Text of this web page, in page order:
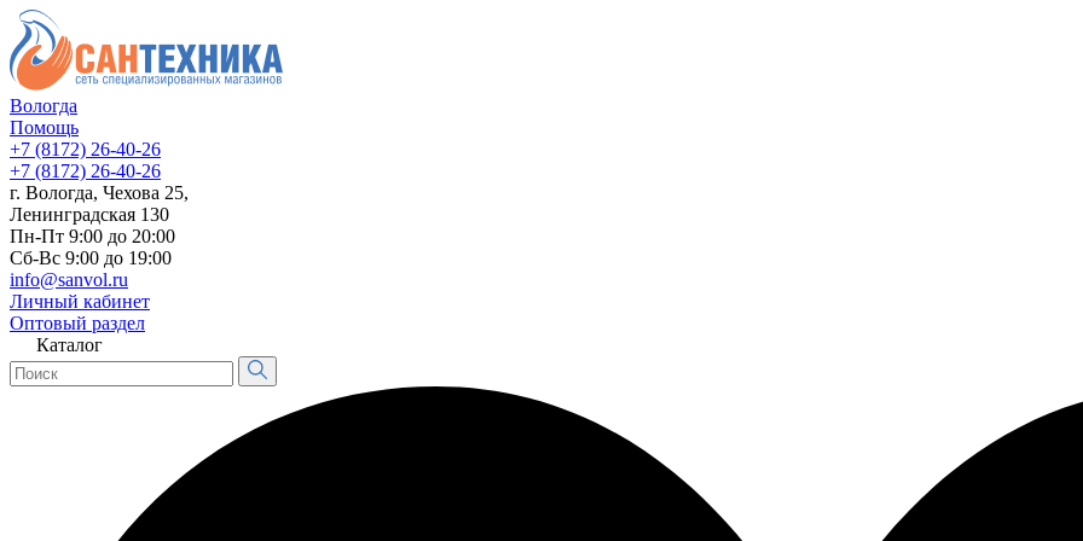
Вологда
Помощь
+7 (8172) 26-40-26
+7 (8172) 26-40-26
г. Вологда, Чехова 25,
Ленинградская 130
Пн-Пт 9:00 до 20:00
Сб-Вс 9:00 до 19:00
info@sanvol.ru
Личный кабинет
Оптовый раздел
Каталог